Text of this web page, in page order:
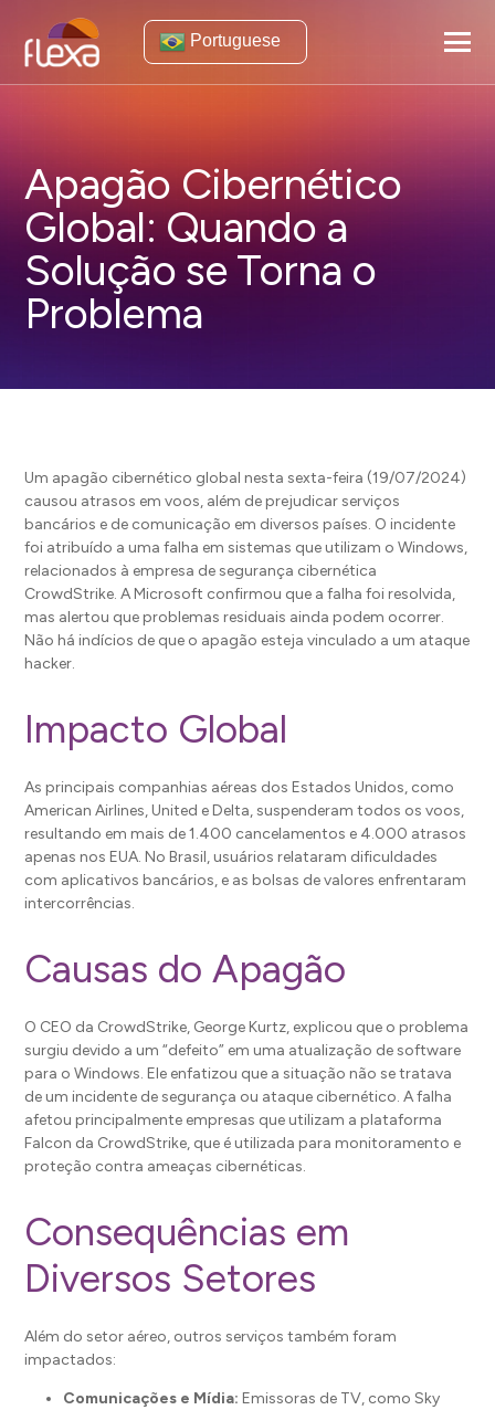
Portuguese
Apagão Cibernético
Global: Quando a
Solução se Torna o
Problema
Um apagão cibernético global nesta sexta-feira (19/07/2024)
causou atrasos em voos, além de prejudicar serviços
bancários e de comunicação em diversos países. O incidente
foi atribuído a uma falha em sistemas que utilizam o Windows,
relacionados à empresa de segurança cibernética
CrowdStrike. A Microsoft confirmou que a falha foi resolvida,
mas alertou que problemas residuais ainda podem ocorrer.
Não há indícios de que o apagão esteja vinculado a um ataque
hacker.
Impacto Global
As principais companhias aéreas dos Estados Unidos, como
American Airlines, United e Delta, suspenderam todos os voos,
resultando em mais de 1.400 cancelamentos e 4.000 atrasos
apenas nos EUA. No Brasil, usuários relataram dificuldades
com aplicativos bancários, e as bolsas de valores enfrentaram
intercorrências.
Causas do Apagão
O CEO da CrowdStrike, George Kurtz, explicou que o problema
surgiu devido a um “defeito” em uma atualização de software
para o Windows. Ele enfatizou que a situação não se tratava
de um incidente de segurança ou ataque cibernético. A falha
afetou principalmente empresas que utilizam a plataforma
Falcon da CrowdStrike, que é utilizada para monitoramento e
proteção contra ameaças cibernéticas.
Consequências em
Diversos Setores
Além do setor aéreo, outros serviços também foram
impactados:
Comunicações e Mídia: Emissoras de TV, como Sky